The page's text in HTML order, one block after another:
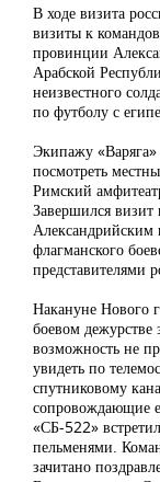
В ходе визита
визиты к
провинции
Арабской
неизвестного
по футболу с
Экипажу
посмотреть
Римский
Завершился
флагманского
представителями
Накануне Нового
боевом дежурстве
возможность не
увидеть по
спутниковому
сопровождающие
«СБ-522»
пельменями.
зачитано